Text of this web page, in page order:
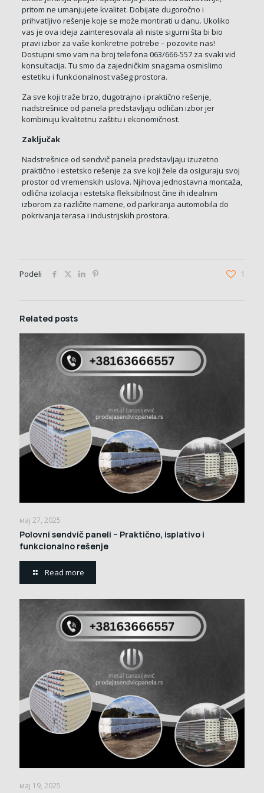
pritom ne umanjujete kvalitet. Dobijate dugoročno i
prihvatljivo rešenje koje se može montirati u danu. Ukoliko
vas je ova ideja zainteresovala ali niste sigurni šta bi bio
pravi izbor za vaše konkretne potrebe – pozovite nas!
Dostupni smo vam na broj telefona 063/666-557 za svaki vid
konsultacija. Tu smo da zajedničkim snagama osmislimo
estetiku i funkcionalnost vašeg prostora.
Za sve koji traže brzo, dugotrajno i praktično rešenje,
nadstrešnice od panela predstavljaju odličan izbor jer
kombinuju kvalitetnu zaštitu i ekonomičnost.
Zaključak
Nadstrešnice od sendvič panela predstavljaju izuzetno
praktično i estetsko rešenje za sve koji žele da osiguraju svoj
prostor od vremenskih uslova. Njihova jednostavna montaža,
odlična izolacija i estetska fleksibilnost čine ih idealnim
izborom za različite namene, od parkiranja automobila do
pokrivanja terasa i industrijskih prostora.
Podeli 1
Related posts
мај 27, 2025
Polovni sendvič paneli – Praktično, isplativo i
funkcionalno rešenje
Read more
мај 19, 2025